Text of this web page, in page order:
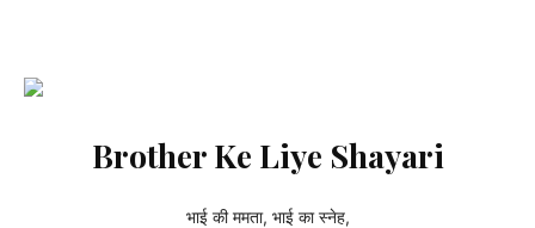
Brother Ke Liye Shayari
भाई की ममता, भाई का स्नेह,